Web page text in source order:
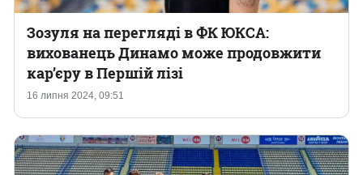
16 липня 2024, 09:51
Зозуля на перегляді в ФК ЮКСА:
вихованець Динамо може продовжити
кар’єру в Першій лізі